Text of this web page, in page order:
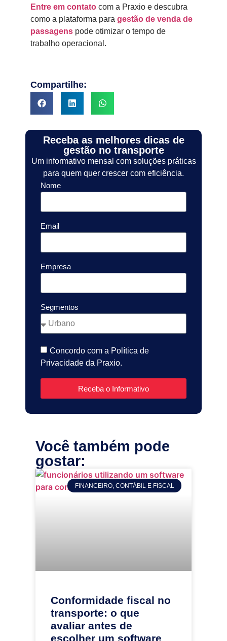
Entre em contato com a Praxio e descubra
como a plataforma para gestão de venda de
passagens pode otimizar o tempo de
trabalho operacional.
Compartilhe:
Receba as melhores dicas de
gestão no transporte
Um informativo mensal com soluções práticas
para quem quer crescer com eficiência.
Nome
Email
Empresa
Segmentos
Concordo com a Política de
Privacidade da Praxio.
Receba o Informativo
Você também pode
gostar:
FINANCEIRO, CONTÁBIL E FISCAL
Conformidade fiscal no
transporte: o que
avaliar antes de
escolher um software